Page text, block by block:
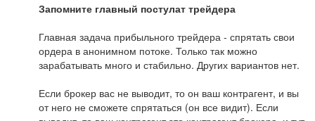
Запомните главный постулат трейдера
Главная задача прибыльного трейдера - спрятать свои
ордера в анонимном потоке. Только так можно
зарабатывать много и стабильно. Других вариантов нет.
Если брокер вас не выводит, то он ваш контрагент, и вы
от него не сможете спрятаться (он все видит). Если